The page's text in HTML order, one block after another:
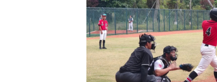
全市半年经